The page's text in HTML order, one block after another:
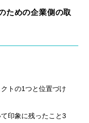
ための企業側の取
トの1つと位置づけ
印象に残ったこと3